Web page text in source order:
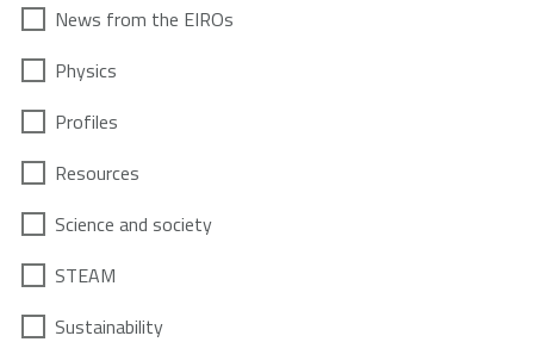
News from the EIROs
Physics
Profiles
Resources
Science and society
STEAM
Sustainability